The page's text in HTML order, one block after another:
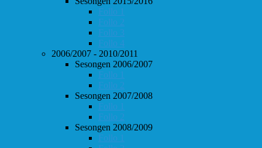
Follo 1
Follo 2
Follo 3
Follo 4
2006/2007 - 2010/2011
Sesongen 2006/2007
Follo 1
Follo 2
Sesongen 2007/2008
Follo 1
Follo 2
Sesongen 2008/2009
Follo 1